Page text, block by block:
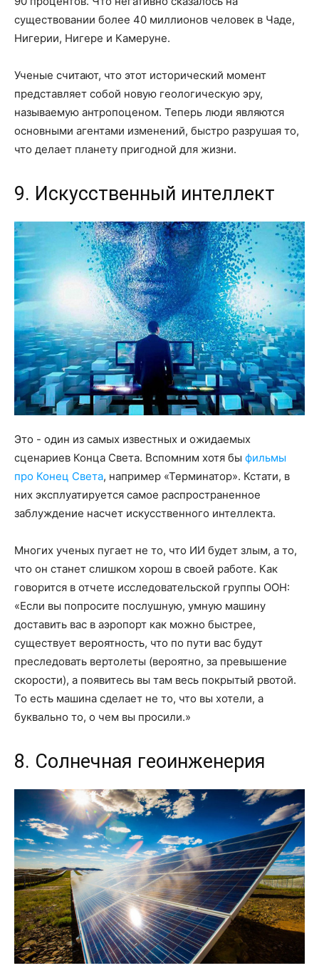
существовании более 40 миллионов человек в Чаде,
Нигерии, Нигере и Камеруне.
Ученые считают, что этот исторический момент
представляет собой новую геологическую эру,
называемую антропоценом. Теперь люди являются
основными агентами изменений, быстро разрушая то,
что делает планету пригодной для жизни.
9. Искусственный интеллект
Это - один из самых известных и ожидаемых
сценариев Конца Света. Вспомним хотя бы фильмы
про Конец Света, например «Терминатор». Кстати, в
них эксплуатируется самое распространенное
заблуждение насчет искусственного интеллекта.
Многих ученых пугает не то, что ИИ будет злым, а то,
что он станет слишком хорош в своей работе. Как
говорится в отчете исследовательской группы ООН:
«Если вы попросите послушную, умную машину
доставить вас в аэропорт как можно быстрее,
существует вероятность, что по пути вас будут
преследовать вертолеты (вероятно, за превышение
скорости), а появитесь вы там весь покрытый рвотой.
То есть машина сделает не то, что вы хотели, а
буквально то, о чем вы просили.»
8. Солнечная геоинженерия